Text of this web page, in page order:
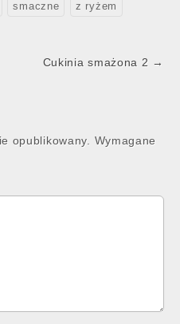
smaczne z ryżem
Cukinia smażona 2 →
opublikowany.
Wymagane